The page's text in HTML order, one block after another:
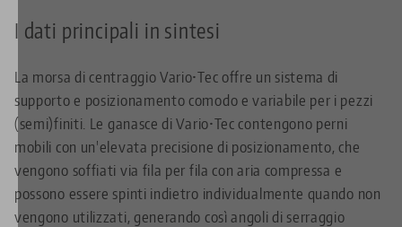
I dati principali in sintesi
La morsa di centraggio Vario•Tec offre un sistema di
supporto e posizionamento comodo e variabile per i pezzi
(semi)finiti. Le ganasce di Vario•Tec contengono perni
mobili con un'elevata precisione di posizionamento, che
vengono soffiati via fila per fila con aria compressa e
possono essere spinti indietro individualmente quando non
vengono utilizzati, generando così angoli di serraggio